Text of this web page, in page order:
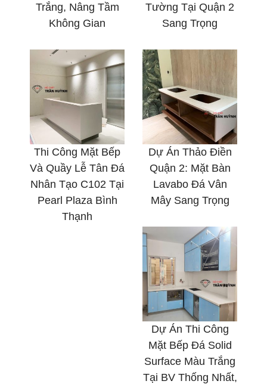
Trắng, Nâng Tầm
Không Gian
Tường Tại Quận 2
Sang Trọng
Thi Công Mặt Bếp
Và Quầy Lễ Tân Đá
Nhân Tạo C102 Tại
Pearl Plaza Bình
Thạnh
Dự Án Thảo Điền
Quận 2: Mặt Bàn
Lavabo Đá Vân
Mây Sang Trọng
Dự Án Thi Công
Mặt Bếp Đá Solid
Surface Màu Trắng
Tại BV Thống Nhất,